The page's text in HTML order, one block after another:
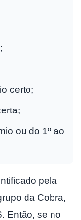
certo;
ou do 1º ao
pela
da Cobra,
Então, se no